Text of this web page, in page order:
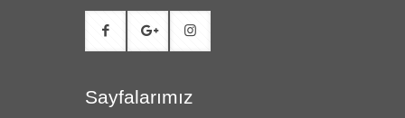
Sayfalarımız